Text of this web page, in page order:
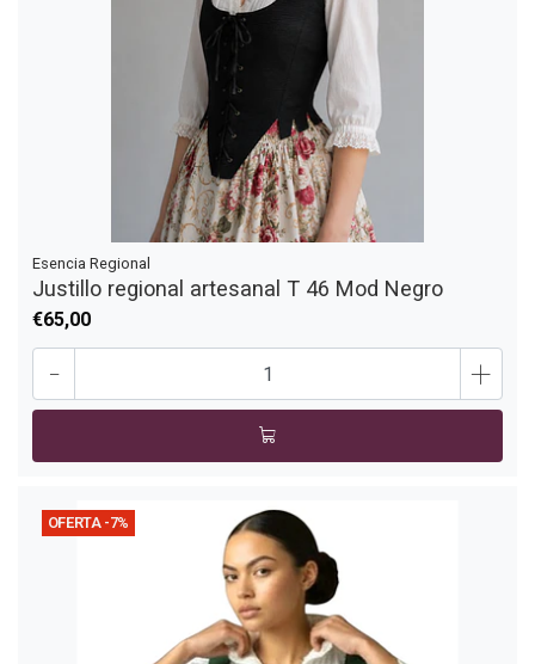
Esencia Regional
Justillo regional artesanal T 46 Mod Negro
€65,00
- +
OFERTA -7%